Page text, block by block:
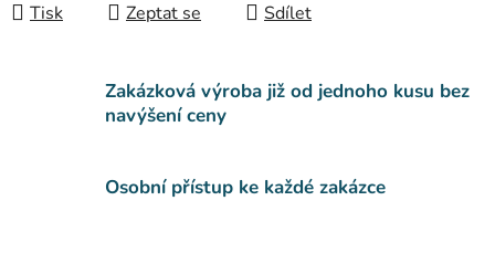
Tisk Zeptat se Sdílet
Zakázková výroba již od jednoho kusu bez
navýšení ceny
Osobní přístup ke každé zakázce